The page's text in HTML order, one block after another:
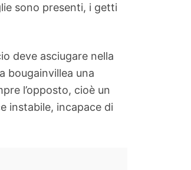
sono presenti, i getti
deve asciugare nella
bougainvillea una
l’opposto, cioè un
instabile, incapace di